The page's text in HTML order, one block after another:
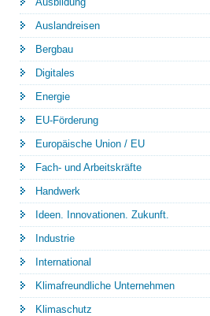
Auslandreisen
Bergbau
Digitales
Energie
EU-Förderung
Europäische Union / EU
Fach- und Arbeitskräfte
Handwerk
Ideen. Innovationen. Zukunft.
Industrie
International
Klimafreundliche Unternehmen
Klimaschutz